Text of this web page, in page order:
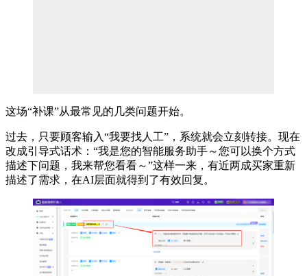
这场“补课”从最常见的几类问题开始。
过去，只要顾客输入“我要找人工”，系统就会立刻转接。现在
改成引导式话术：“我是您的智能服务助手～您可以换个方式
描述下问题，我来帮您看看～”这样一来，有近两成买家重新
描述了需求，在AI层面就得到了有效回复。